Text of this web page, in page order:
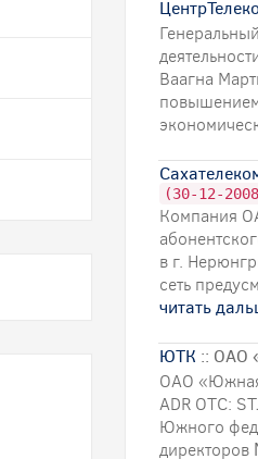
Ваагна
(30-12-
Компания
в г.
сеть
читать
ЮТК :: ОАО
ОАО «Южная
ADR OTC:
Южного